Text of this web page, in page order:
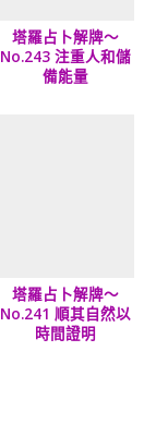
塔羅占卜解牌～
No.243 注重人和儲
備能量
塔羅占卜解牌～
No.241 順其自然以
時間證明